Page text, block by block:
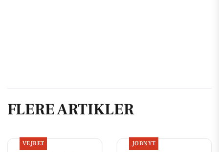
FLERE ARTIKLER
VEJRET JOBNYT